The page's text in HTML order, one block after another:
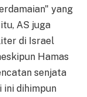
yang
AS juga
di Israel
Hamas
senjata
dihimpun